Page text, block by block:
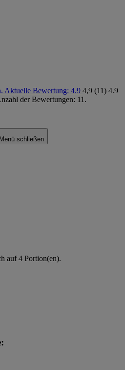
Aktuelle Bewertung: 4.9 4,9 (11) 4.9
der Bewertungen: 11.
Menü schließen
auf4 Portion(en).